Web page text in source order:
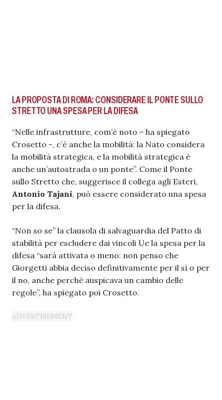
LA PROPOSTA DI ROMA: CONSIDERARE IL PONTE SULLO
STRETTO UNA SPESA PER LA DIFESA
“Nelle infrastrutture, com’è noto – ha spiegato
Crosetto -, c’è anche la mobilità: la Nato considera
la mobilità strategica, e la mobilità strategica è
anche un’autostrada o un ponte”. Come il Ponte
sullo Stretto che, suggerisce il collega agli Esteri,
Antonio Tajani, può essere considerato una spesa
per la difesa.
“Non so se” la clausola di salvaguardia del Patto di
stabilità per escludere dai vincoli Ue la spesa per la
difesa “sarà attivata o meno: non penso che
Giorgetti abbia deciso definitivamente per il sì o per
il no, anche perché auspicava un cambio delle
regole”, ha spiegato poi Crosetto.